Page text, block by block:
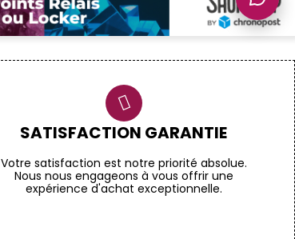
SATISFACTION GARANTIE
Votre satisfaction est notre priorité absolue.
Nous nous engageons à vous offrir une
expérience d'achat exceptionnelle.